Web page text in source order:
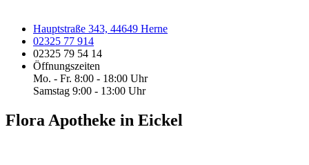
Hauptstraße 343, 44649 Herne
02325 77 914
02325 79 54 14
Öffnungszeiten
Mo. - Fr. 8:00 - 18:00 Uhr
Samstag 9:00 - 13:00 Uhr
Flora Apotheke in Eickel